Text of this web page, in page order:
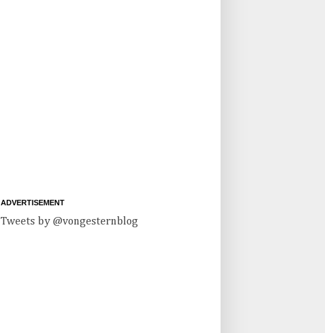
ADVERTISEMENT
Tweets by @vongesternblog